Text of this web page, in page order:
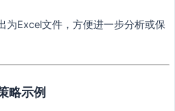
为Excel文件，方便进一步分析或保
略示例